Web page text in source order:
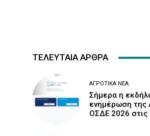
ΤΕΛΕΥΤΑΙΑ ΑΡΘΡΑ
ΑΓΡΟΤΙΚΆ ΝΈΑ
Σήμερα η
ενημέρωση της
ΟΣΔΕ 2026 στις